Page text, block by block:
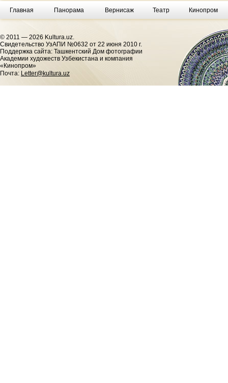
Главная Панорама Вернисаж Театр Кинопром
© 2011 — 2026 Kultura.uz.
Cвидетельство УзАПИ №0632 от 22 июня 2010 г.
Поддержка сайта: Ташкентский Дом фотографии
Академии художеств Узбекистана и компания
«Кинопром»
Почта: Letter@kultura.uz